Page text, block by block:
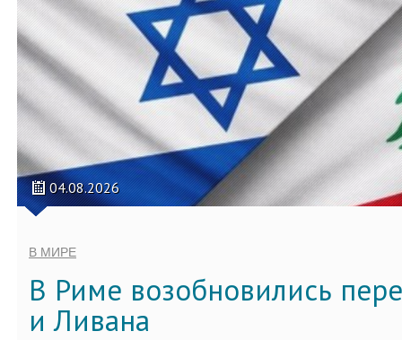
04.08.2026
В МИРЕ
В Риме возобновились
и Ливана